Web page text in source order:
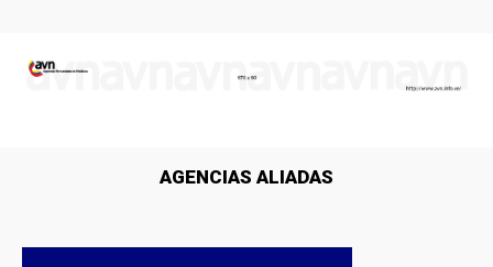
AGENCIAS ALIADAS